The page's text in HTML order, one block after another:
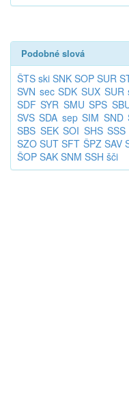
Podobné slová
ŠTS ski SNK SOP SUR
SVN sec SDK SUX SUR
SDF SYR SMU SPS
SVS SDA sep SIM SND
SBS SEK SOI SHS SSS
SZO SUT SFT ŠPZ SAV
ŠOP SAK SNM SSH šči